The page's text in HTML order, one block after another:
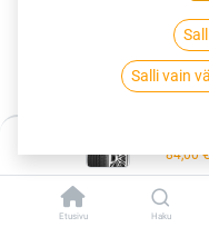
84,00€
Etusivu Haku
195/50R16
NOBLE SPORT
84,00€/ kpl
Salli vain